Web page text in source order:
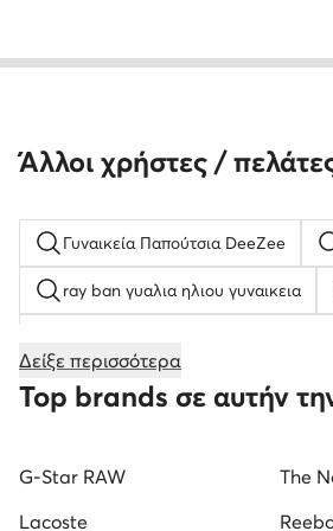
Άλλοι χρήστες /
Γυναικεία Παπούτσια DeeZee
ray ban γυαλια ηλιου γυναικεια
Τσάντες Χειρός χρυσα
Γυναικεία αθλητικά παπούτσια
Δείξε περισσότερα
Top brands σε αυτήν
G-Star RAW The
Lacoste